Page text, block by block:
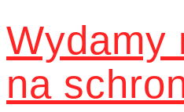
Wydamy
na